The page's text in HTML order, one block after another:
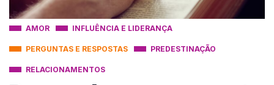
AMOR INFLUÊNCIA E LIDERANÇA
PERGUNTAS E RESPOSTAS PREDESTINAÇÃO
RELACIONAMENTOS